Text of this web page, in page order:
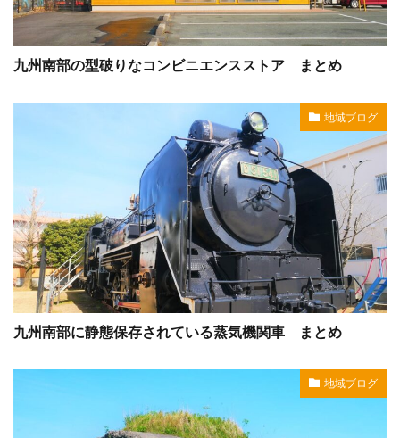
九州南部の型破りなコンビニエンスストア まとめ
地域ブログ
九州南部に静態保存されている蒸気機関車 まとめ
地域ブログ